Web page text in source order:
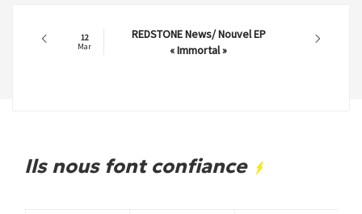
12
Mar
REDSTONE News/ Nouvel EP
« Immortal »
Ils nous font confiance